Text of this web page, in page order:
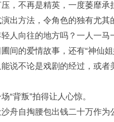
，不再是精英，一度萎靡承
出方法，令角色的独有尤其
人向往的地方吗？一人一马
间的爱情故事，还有“神仙
说不论是戏剧的经过，或者
“背叛”拍得让人心惊。
舟自掏腰包出钱二十万作为